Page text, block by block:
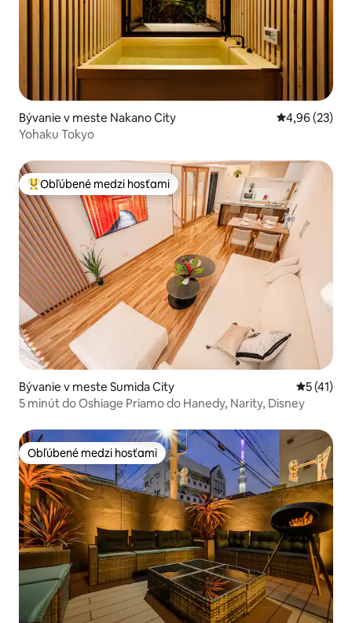
Bývanie v meste Nakano City Priemerné
4,96 (23)
Yohaku Tokyo
Najobľúbenejšie medzi hosťami
Obľúbené medzi hosťami
Bývanie v meste Sumida City
5 (41)
5 minút do Oshiage Priamo do Hanedy, Narity, Disney
Obľúbené medzi hosťami
Obľúbené medzi hosťami